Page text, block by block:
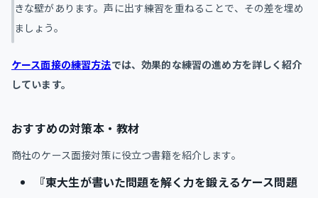
きな壁があります。声に出す練習を重ねることで、その差を埋め
ましょう。
ケース面接の練習方法では、効果的な練習の進め方を詳しく紹介
しています。
おすすめの対策本・教材
商社のケース面接対策に役立つ書籍を紹介します。
『東大生が書いた問題を解く力を鍛えるケース問題